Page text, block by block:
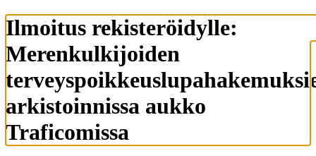
Ilmoitus rekisteröidylle:
Merenkulkijoiden
arkistoinnissa aukko
Traficomissa